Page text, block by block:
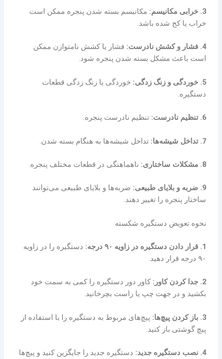
3. خرابی مکانیسم:
مکانیسم بسته شدن پنجره ممکن است
خراب یا کج شده باشد.
4. فشار و کشش نادرست:
فشار یا کشش نامتوازن ممکن
است باعث مشکل بسته شدن پنجره شود.
5. خوردگی و زنگ زدگی:
خوردگی یا زنگ زدگی قطعات
دستگیره.
6. تنظیم نادرست: تنظیم نادرست پنجره.
7. تداخل شیشه‌ها: تداخل شیشه‌ها به هنگام بسته شدن.
8. مشکلات ساختاری: ناهماهنگی در قطعات مختلف پنجره.
9. ضربه و بلایای طبیعی:
ضربه‌ها و بلایای طبیعی می‌توانند
ساختار پنجره را تغییر دهند.
نحوه تعویض دستگیره شکسته
1. قرار دادن دستگیره در زاویه ۹۰ درجه:
دستگیره را در زاویه
۹۰ درجه قرار دهید.
2. جدا کردن کاور:
کاور دور دستگیره را کمی به سمت خود
بکشید و در جهت چپ یا راست بچرخانید.
3. باز کردن پیچ‌ها:
پیچ‌های مربوط به دستگیره را با استفاده از
پیچ گوشتی باز کنید.
4. نصب دستگیره جدید:
دستگیره جدید را جایگزین کنید و پیچ‌ها